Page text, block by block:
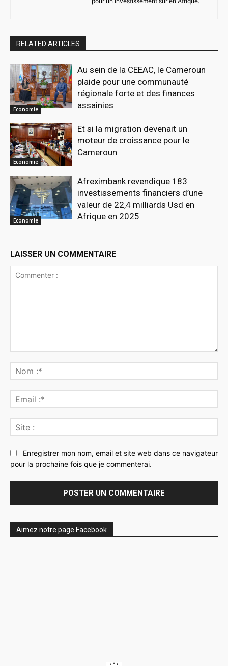
RELATED ARTICLES
Economie
Au sein de la CEEAC, le Cameroun
plaide pour une communauté
régionale forte et des finances
assainies
Economie
Et si la migration devenait un
moteur de croissance pour le
Cameroun
Economie
Afreximbank revendique 183
investissements financiers d’une
valeur de 22,4 milliards Usd en
Afrique en 2025
LAISSER UN COMMENTAIRE
:*
:*
:
Enregistrer mon nom, email et site web dans ce navigateur
pour la prochaine fois que je commenterai.
Aimez notre page Facebook